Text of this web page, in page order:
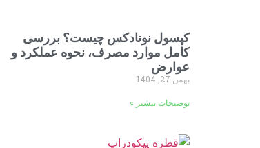
کپسول نونادکس چیست؟ بررسی
کامل موارد مصرف، نحوه عملکرد و
عوارض
بهمن 27, 1404
توضیحات بیشتر »